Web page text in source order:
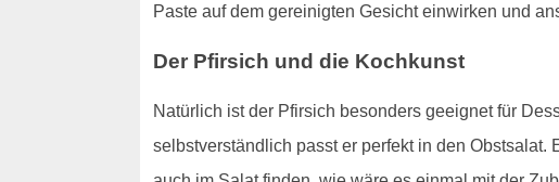
Paste auf dem gereinigten Gesicht einwirken und
Der Pfirsich und die Kochkunst
Natürlich ist der Pfirsich besonders geeignet für
selbstverständlich passt er perfekt in den